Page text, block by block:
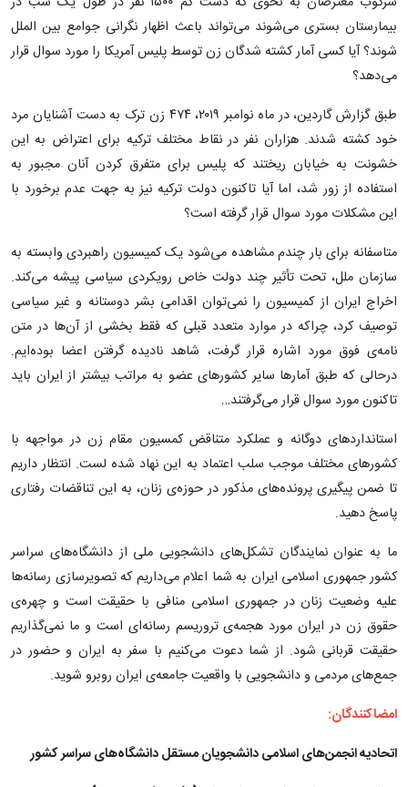
بیمارستان بستری می‌شوند می‌تواند باعث اظهار نگرانی جوامع بین الملل
شوند؟ آیا کسی آمار کشته شدگان زن توسط پلیس آمریکا را مورد سوال قرار
می‌دهد؟
طبق گزارش گاردین، در ماه نوامبر ۲۰۱۹، ۴۷۴ زن ترک به دست آشنایان مرد
خود کشته شدند. هزاران نفر در نقاط مختلف ترکیه برای اعتراض به این
خشونت به خیابان ریختند که پلیس برای متفرق کردن آنان مجبور به
استفاده از زور شد، اما آیا تاکنون دولت ترکیه نیز به جهت عدم برخورد با
این مشکلات مورد سوال قرار گرفته است؟
متاسفانه برای بار چندم مشاهده می‌شود یک کمیسیون راهبردی وابسته به
سازمان ملل، تحت تأثیر چند دولت خاص رویکردی سیاسی پیشه می‌کند.
اخراج ایران از کمیسیون را نمی‌توان اقدامی بشر دوستانه و غیر سیاسی
توصیف کرد، چراکه در موارد متعدد قبلی که فقط بخشی از آن‌ها در متن
نامه‌ی فوق مورد اشاره قرار گرفت، شاهد نادیده گرفتن اعضا بوده‌ایم.
درحالی که طبق آمار‌ها سایر کشور‌های عضو به مراتب بیشتر از ایران باید
تاکنون مورد سوال قرار می‌گرفتند…
استاندارد‌های دوگانه و عملکرد متناقض کمسیون مقام زن در مواجهه با
کشور‌های مختلف موجب سلب اعتماد به این نهاد شده لست. انتظار داریم
تا ضمن پیگیری پرونده‌های مذکور در حوزه‌ی زنان، به این تناقضات رفتاری
پاسخ دهید.
ما به عنوان نمایندگان تشکل‌های دانشجویی ملی از دانشگاه‌های سراسر
کشور جمهوری اسلامی ایران به شما اعلام می‌داریم که تصویرسازی رسانه‌ها
علیه وضعیت زنان در جمهوری اسلامی منافی با حقیقت است و چهره‌ی
حقوق زن در ایران مورد هجمه‌ی تروریسم رسانه‌ای است و ما نمی‌گذاریم
حقیقت قربانی شود. از شما دعوت می‌کنیم با سفر به ایران و حضور در
جمع‌های مردمی و دانشجویی با واقعیت جامعه‌ی ایران روبرو شوید.
امضاکنندگان:
اتحادیه انجمن‌های اسلامی دانشجویان مستقل دانشگاه‌های سراسر کشور